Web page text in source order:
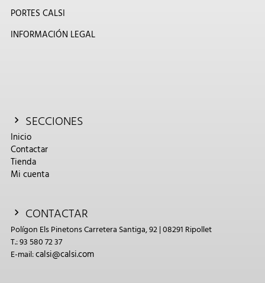
PORTES CALSI
INFORMACIÓN LEGAL
SECCIONES
Inicio
Contactar
Tienda
Mi cuenta
CONTACTAR
Polígon Els Pinetons Carretera Santiga, 92 | 08291 Ripollet
T.: 93 580 72 37
E-mail:calsi@calsi.com